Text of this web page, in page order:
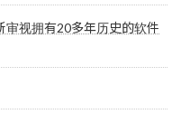
视拥有20多年历史的软件